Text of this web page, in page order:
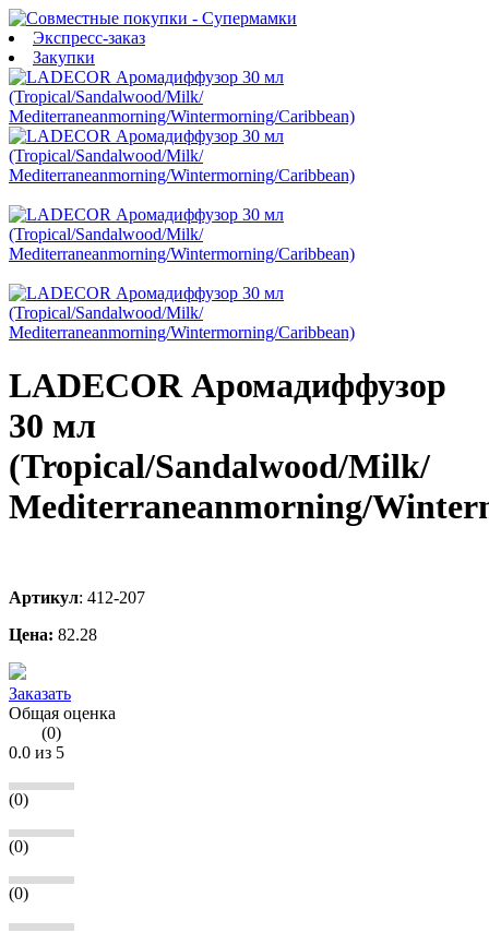
Экспресс-заказ
Закупки
LADECOR Аромадиффузор
30 мл
(Tropical/Sandalwood/Milk/
Mediterraneanmorning/
Артикул: 412-207
Цена: 82.28
Заказать
Общая оценка
(0)
0.0 из 5
(0)
(0)
(0)